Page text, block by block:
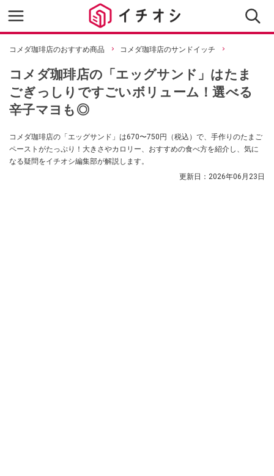
コメダ珈琲店のおすすめ商品 コメダ珈琲店のサンドイッチ
コメダ珈琲店の「エッグサンド」はたま
ごぎっしりですごいボリューム！選べる
辛子マヨも◎
コメダ珈琲店の「エッグサンド」は670〜750円（税込）で、手作りのたまご
ペーストがたっぷり！大きさやカロリー、おすすめの食べ方を紹介し、気に
なる疑問をイチオシ編集部が解説します。
更新日： 2026年06月23日